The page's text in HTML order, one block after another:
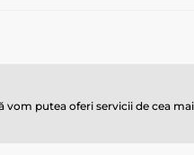
putea oferi servicii de cea